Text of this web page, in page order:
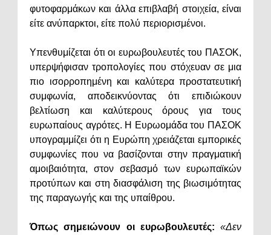
φυτοφαρμάκων και άλλα επιβλαβή στοιχεία, είναι
είτε ανύπαρκτοι, είτε πολύ περιορισμένοι.
Υπενθυμίζεται ότι οι ευρωβουλευτές του ΠΑΣΟΚ,
υπερψήφισαν τροπολογίες που στόχευαν σε μια
πιο ισορροπημένη και καλύτερα προστατευτική
συμφωνία, αποδεικνύοντας ότι επιδιώκουν
βελτίωση και καλύτερους όρους για τους
ευρωπαίους αγρότες. Η Ευρωομάδα του ΠΑΣΟΚ
υπογραμμίζει ότι η Ευρώπη χρειάζεται εμπορικές
συμφωνίες που να βασίζονται στην πραγματική
αμοιβαιότητα, στον σεβασμό των ευρωπαϊκών
προτύπων και στη διασφάλιση της βιωσιμότητας
της παραγωγής και της υπαίθρου.
Όπως σημειώνουν οι ευρωβουλευτές: «Δεν